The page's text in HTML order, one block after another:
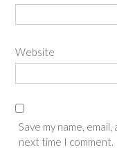
Website
Save my name,
next time I comment.